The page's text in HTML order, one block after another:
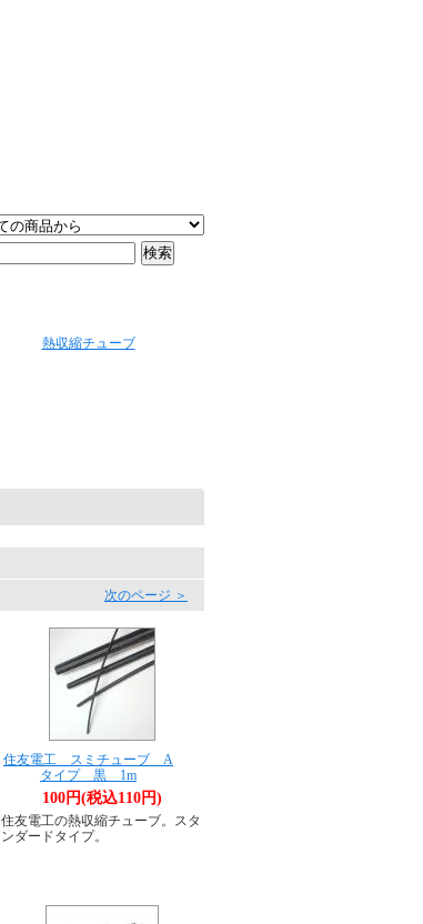
熱収縮チューブ
次のページ ＞
住友電工 スミチューブ A
タイプ 黒 1m
100円(税込110円)
住友電工の熱収縮チューブ。スタ
ンダードタイプ。